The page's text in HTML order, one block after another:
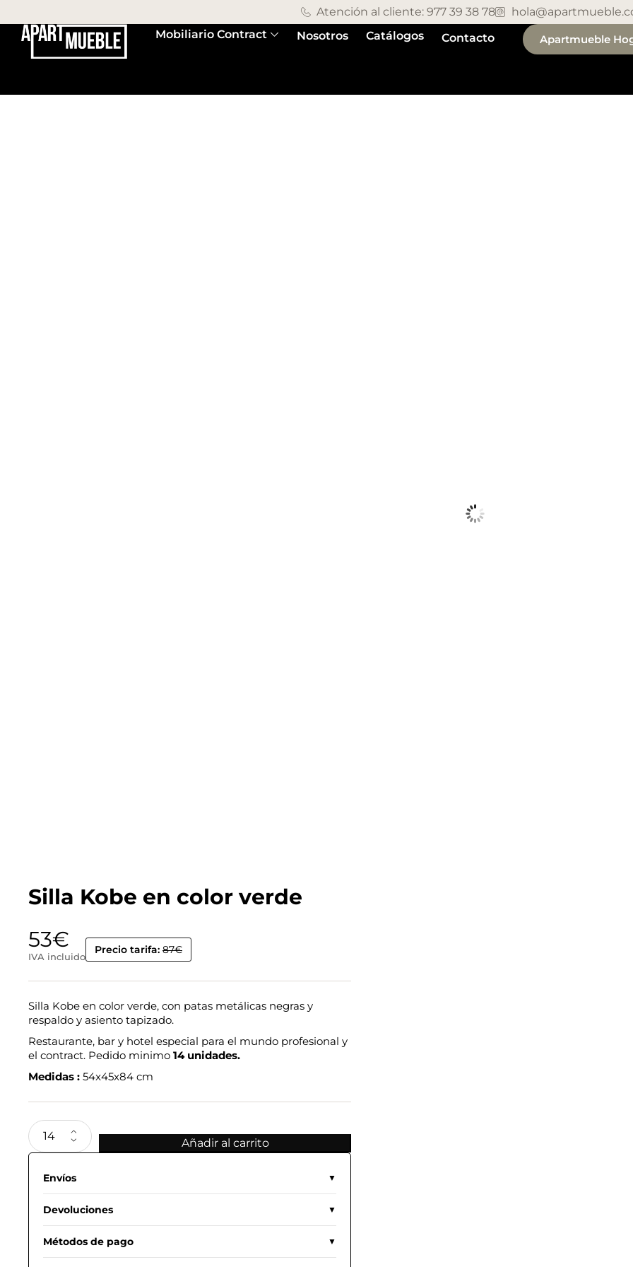
Atención al cliente: 977 39 38 78
Mobiliario Contract
Nosotros Catálogos Contacto Apartmueble
Silla Kobe en color verde
53€
IVA incluido
Precio tarifa: 87€
Silla Kobe en color verde, con patas metálicas negras y
respaldo y asiento tapizado.
Restaurante, bar y hotel especial para el mundo profesional y
el contract. Pedido minimo 14 unidades.
Medidas : 54x45x84 cm
Añadir al carrito
Envíos
Devoluciones
Métodos de pago